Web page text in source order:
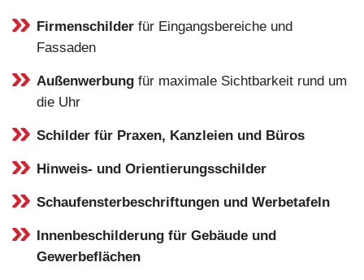
Firmenschilder für Eingangsbereiche und
Fassaden
Außenwerbung für maximale Sichtbarkeit rund um
die Uhr
Schilder für Praxen, Kanzleien und Büros
Hinweis- und Orientierungsschilder
Schaufensterbeschriftungen und Werbetafeln
Innenbeschilderung für Gebäude und
Gewerbeflächen